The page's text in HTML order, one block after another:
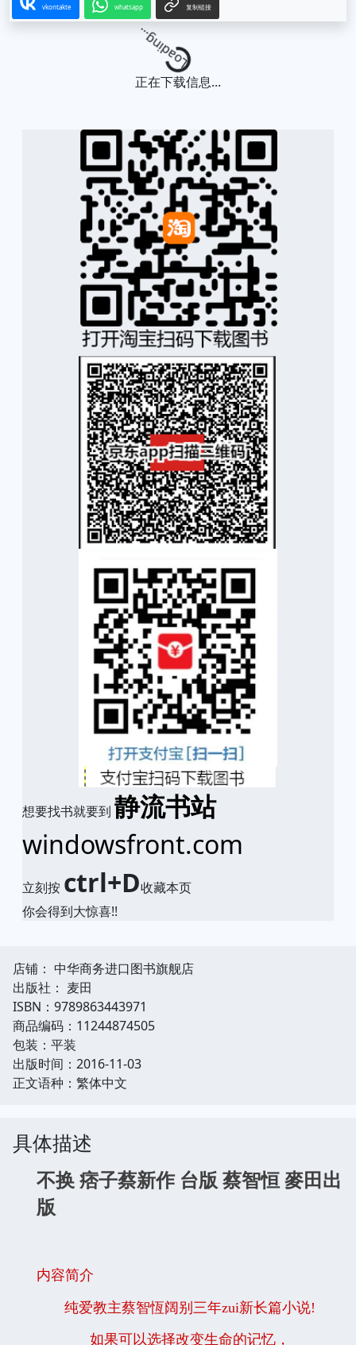
vkontakte whatsapp 复制链接
Loading...
正在下载信息...
想要找书就要到 静流书站
windowsfront.com
立刻按 ctrl+D收藏本页
你会得到大惊喜!!
店铺： 中华商务进口图书旗舰店
出版社： 麦田
ISBN：9789863443971
商品编码：11244874505
包装：平装
出版时间：2016-11-03
正文语种：繁体中文
具体描述
不换 痞子蔡新作 台版 蔡智恒 麥田出
版
内容简介
纯爱教主蔡智恆阔别三年zui新长篇小说!
如果可以选择改变生命的记忆，